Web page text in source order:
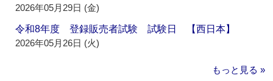
2026年05月29日 (金)
令和8年度 登録販売者試験 試験日 【西日本】
2026年05月26日 (火)
もっと見る »